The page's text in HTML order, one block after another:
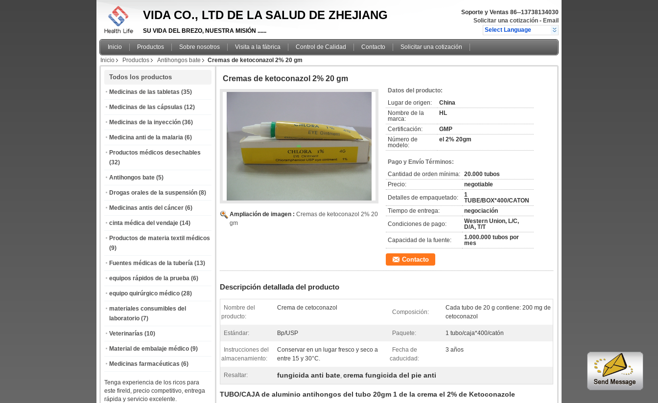
VIDA CO., LTD DE LA SALUD DE ZHEJIANG
SU VIDA DEL BREZO, NUESTRA MISIÓN ......
Soporte y Ventas 86--13738134030
Solicitar una cotización - Email
Select Language
Inicio Productos Sobre nosotros Visita a la fábrica Control de Calidad Contacto
Solicitar una cotización
Inicio
Productos Antihongos bate Cremas de ketoconazol 2% 20 gm
Todos los productos
Medicinas de las tabletas (35)
Medicinas de las cápsulas (12)
Medicinas de la inyección (36)
Medicina anti de la malaria (6)
Productos médicos desechables
(32)
Antihongos bate (5)
Drogas orales de la suspensión (8)
Medicinas antis del cáncer (6)
cinta médica del vendaje (14)
Productos de materia textil médicos
(9)
Fuentes médicas de la tubería (13)
equipos rápidos de la prueba (6)
equipo quirúrgico médico (28)
materiales consumibles del
laboratorio (7)
Veterinarías (10)
Material de embalaje médico (9)
Medicinas farmacéuticas (6)
Tenga experiencia de los ricos para
este fireld, precio competitivo, entrega
rápida y servicio excelente.
Cremas de ketoconazol 2% 20 gm
Ampliación de imagen : Cremas de ketoconazol 2% 20
gm
Datos del producto:
Lugar de origen:
China
Nombre de la
marca:
HL
Certificación:
GMP
Número de
modelo:
el 2% 20gm
Pago y Envío Términos:
Cantidad de orden mínima: 20.000 tubos
Precio:
negotiable
Detalles de empaquetado:
1
TUBE/BOX*400/CATON
Tiempo de entrega:
negociación
Condiciones de pago:
Western Union, L/C,
D/A, T/T
Capacidad de la fuente:
1.000.000 tubos por
mes
Contacto
Descripción detallada del producto
Nombre del
producto:
Crema de cetoconazol
Composición:
Cada tubo de 20 g contiene: 200 mg de
cetoconazol
Estándar: Bp/USP Paquete: 1 tubo/caja*400/catón
Instrucciones del
almacenamiento:
Conservar en un lugar fresco y seco a
entre 15 y 30°C.
Fecha de
caducidad:
3 años
Resaltar: fungicida anti bate, crema fungicida del pie anti
TUBO/CAJA de aluminio antihongos del tubo 20gm 1 de la crema el 2% de Ketoconazole